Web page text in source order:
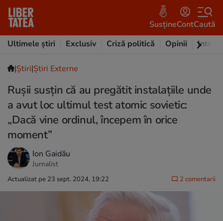
SusțineContCaută
Ultimele știri
Exclusiv Criză politică Opinii
|Ştiri|Știri Externe
Rușii susțin că au pregătit instalațiile unde
a avut loc ultimul test atomic sovietic:
„Dacă vine ordinul, începem în orice
moment”
Ion Gaidău
Jurnalist
Actualizat pe 23 sept. 2024, 19:22 2 comentarii